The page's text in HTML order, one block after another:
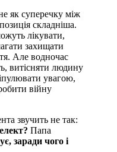
як суперечку між
складніша.
лікувати,
захищати
Але водночас
витісняти людину
увагою,
війну
звучить не так:
Папа
заради чого і